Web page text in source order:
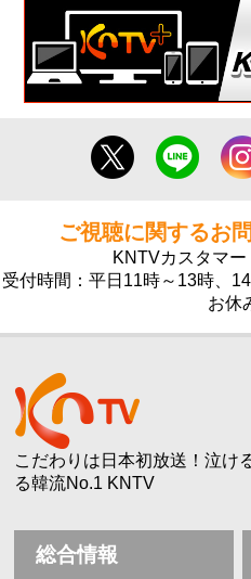
ご視聴に関するお
KNTVカスタマ
受付時間：平日11時～13時、
お休
こだわりは日本初放送！泣け
る韓流No.1 KNTV
総合情報